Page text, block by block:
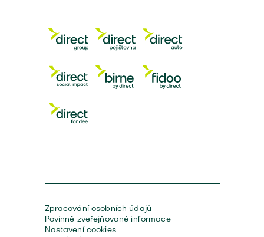
Zpracování osobních údajů
Povinně zveřejňované informace
Nastavení cookies